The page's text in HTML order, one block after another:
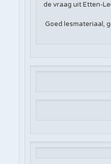
de vraag uit Etten-
Goed lesmateriaal,